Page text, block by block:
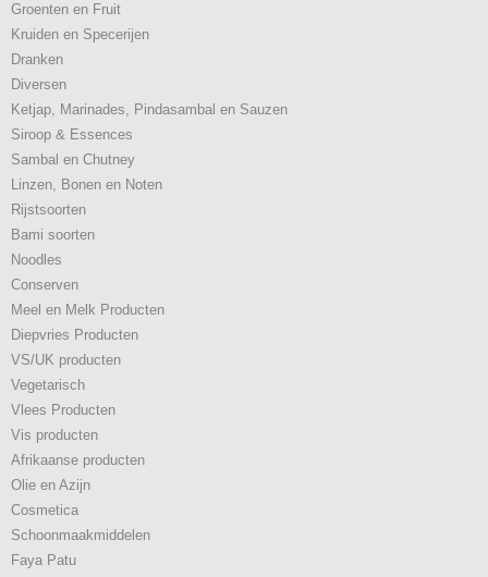
Groenten en Fruit
Kruiden en Specerijen
Dranken
Diversen
Ketjap, Marinades, Pindasambal en Sauzen
Siroop & Essences
Sambal en Chutney
Linzen, Bonen en Noten
Rijstsoorten
Bami soorten
Noodles
Conserven
Meel en Melk Producten
Diepvries Producten
VS/UK producten
Vegetarisch
Vlees Producten
Vis producten
Afrikaanse producten
Olie en Azijn
Cosmetica
Schoonmaakmiddelen
Faya Patu